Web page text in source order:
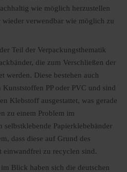
wie möglich herzustellen
wieder verwendbar wie möglich zu
Teil der Verpackungsthematik
die zum Verschließen der
werden. Diese bestehen auch
PP oder PVC und sind
Klebstoff ausgestattet, was gerade
zu einem Problem im
Papierklebebänder
dass diese auf Grund des
zu recyclen sind.
Blick haben sich die deutschen